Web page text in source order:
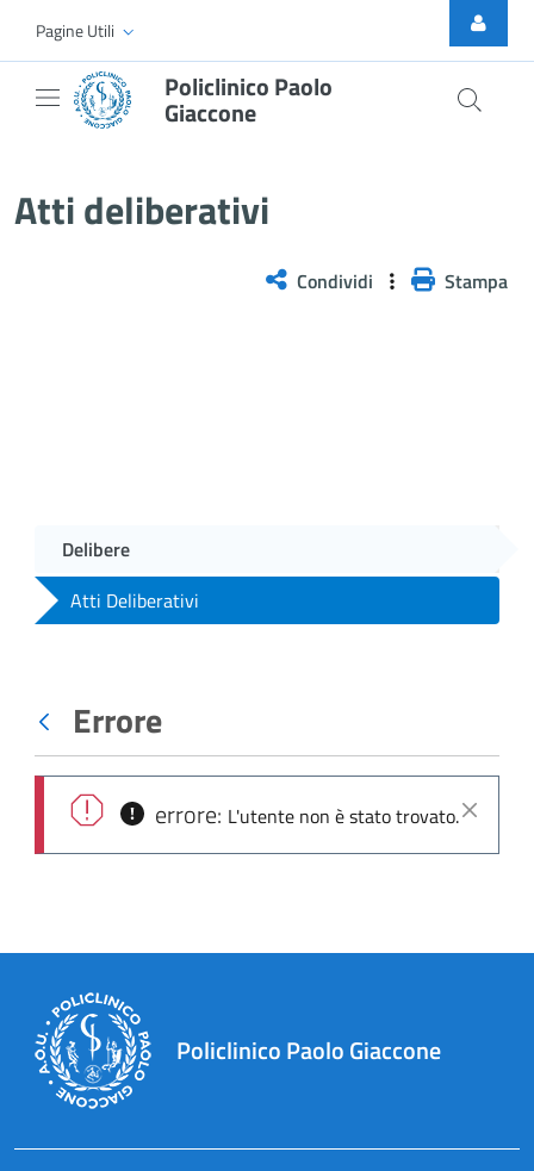
Skip to Main Content
Pagine Utili
Policlinico Paolo
Giaccone
Atti deliberativi
Condividi Stampa
Delibere
Atti Deliberativi
Indietro
Errore
Chiudi
errore: L'utente non è stato trovato.
Policlinico Paolo Giaccone